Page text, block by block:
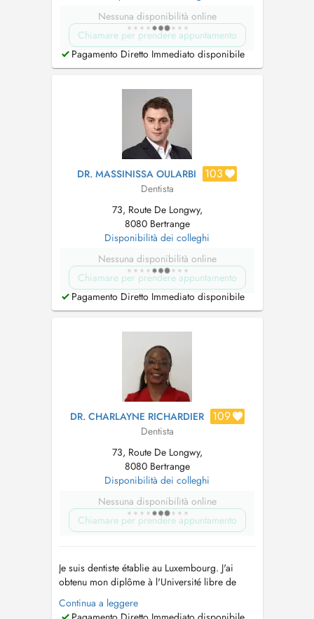
Nessuna disponibilità online
Chiamare per prendere appuntamento
Pagamento Diretto Immediato disponibile
DR. MASSINISSA OULARBI 103
Dentista
73, Route De Longwy,
8080 Bertrange
Disponibilità dei colleghi
Nessuna disponibilità online
Chiamare per prendere appuntamento
Pagamento Diretto Immediato disponibile
DR. CHARLAYNE RICHARDIER 109
Dentista
73, Route De Longwy,
8080 Bertrange
Disponibilità dei colleghi
Nessuna disponibilità online
Chiamare per prendere appuntamento
Je suis dentiste établie au Luxembourg. J'ai
obtenu mon diplôme à l'Université libre de
Bruxelles (ULB) et j'exerce dans les cabinets
Centre Medico Dentaire de Kirchberg et Dental
Continua a leggere